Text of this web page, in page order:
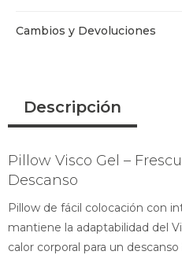
Cambios y Devoluciones
Descripción
Pillow Visco Gel –
Descanso
Pillow de fácil colocación con
mantiene la adaptabilidad del
calor corporal para un